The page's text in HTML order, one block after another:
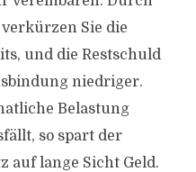
Sie die
und die Restschuld
niedriger.
Belastung
so spart der
auf lange Sicht Geld.